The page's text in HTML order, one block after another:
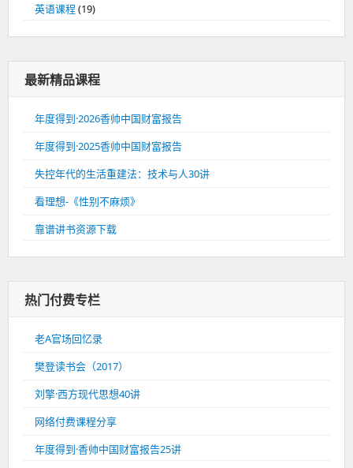
英语课程(19)
最新精品课程
年度得到·2026香帅中国财富报告
年度得到·2025香帅中国财富报告
失控年代的生活重建法：技术与人30讲
看理想-《性别不麻烦》
靠谱讲书资源下载
热门付费专栏
老A官场回忆录
樊登读书会（2017）
刘擎·西方现代思想40讲
网络付费课程分享
年度得到·香帅中国财富报告25讲